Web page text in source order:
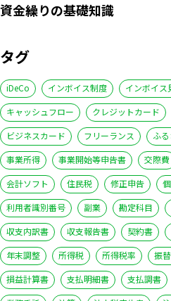
資金繰りの基礎知識
タグ
iDeCo インボイス制度 インボイス
キャッシュフロー
クレジットカード
ビジネスカード
フリーランス ふ
事業所得
事業開始等申告書 交際費
会計ソフト
住民税 修正申告
利用者識別番号
副業 勘定科目
収支内訳書
収支報告書 契約書
年末調整
所得税 所得税率 振
損益計算書
支払明細書 支払調書
いますぐ無